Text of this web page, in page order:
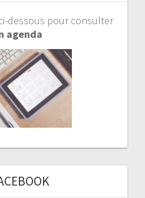
dessous pour consulter
agenda